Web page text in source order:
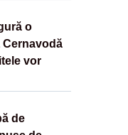
o
Cernavodă
vor
de